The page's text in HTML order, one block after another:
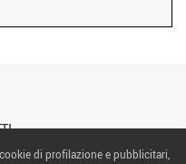
di profilazione e pubblicitari,